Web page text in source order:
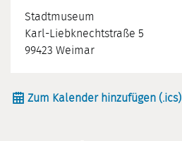
Stadtmuseum
Karl-Liebknechtstraße 5
99423 Weimar
Zum Kalender hinzufügen (.ics)